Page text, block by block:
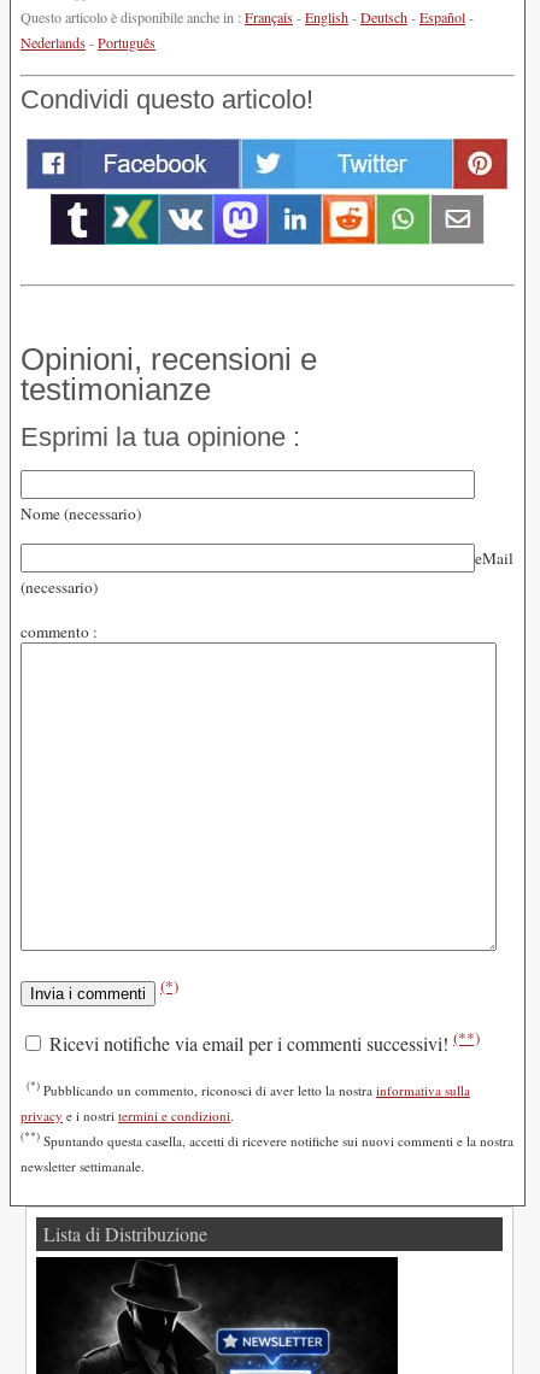
Questo articolo è disponibile anche in :Français-English-Deutsch-Español-
Nederlands-Português
Condividi questo articolo!
Opinioni, recensioni e
testimonianze
Esprimi la tua opinione :
Nome (necessario)
eMail
(necessario)
commento :
(*)
Ricevi notifiche via email per i commenti successivi! (**)
(*) Pubblicando un commento, riconosci di aver letto la nostra informativa sulla
privacy e i nostri termini e condizioni.
(**) Spuntando questa casella, accetti di ricevere notifiche sui nuovi commenti e la nostra
newsletter settimanale.
Lista di Distribuzione